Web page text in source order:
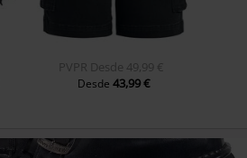
PVPR Desde 49,99 €
Desde 43,99 €